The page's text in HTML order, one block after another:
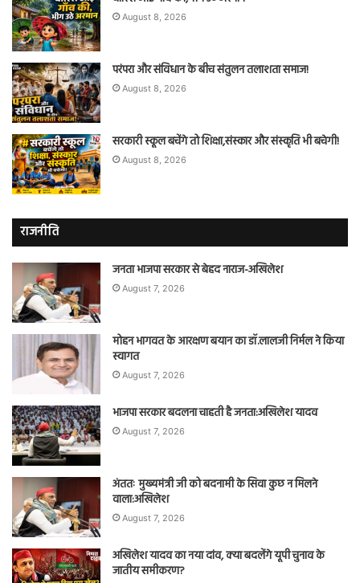
August 8, 2026
परंपरा और संविधान के बीच संतुलन तलाशता समाज!
August 8, 2026
सरकारी स्कूल बचेंगे तो शिक्षा,संस्कार और संस्कृति भी बचेगी!
August 8, 2026
राजनीति
जनता भाजपा सरकार से बेहद नाराज-अखिलेश
August 7, 2026
मोहन भागवत के आरक्षण बयान का डॉ.लालजी निर्मल ने किया
स्वागत
August 7, 2026
भाजपा सरकार बदलना चाहती है जनता:अखिलेश यादव
August 7, 2026
अंततः मुख्यमंत्री जी को बदनामी के सिवा कुछ न मिलने
वाला:अखिलेश
August 7, 2026
अखिलेश यादव का नया दांव, क्या बदलेंगे यूपी चुनाव के
जातीय समीकरण?